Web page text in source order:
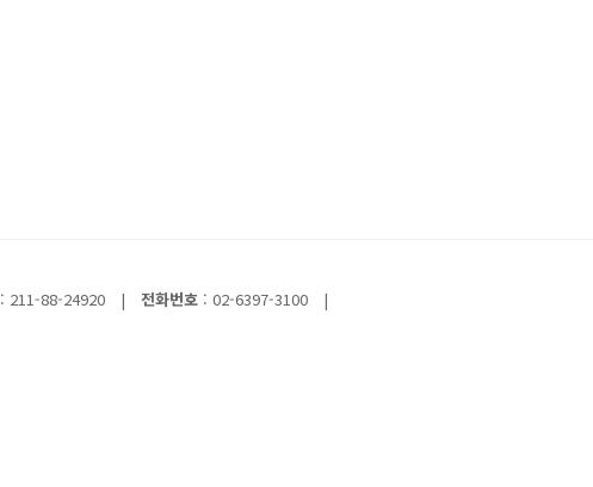
: 211-88-24920 | 전화번호 : 02-6397-3100
|